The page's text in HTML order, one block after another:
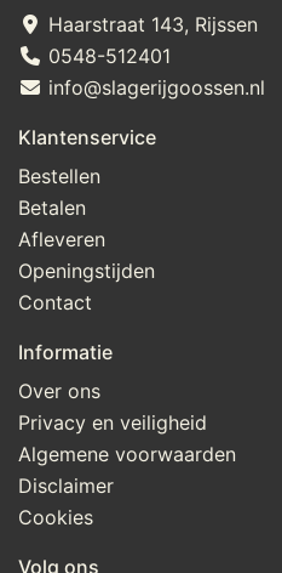
Haarstraat 143, Rijssen
0548-512401
info@slagerijgoossen.nl
Klantenservice
Bestellen
Betalen
Afleveren
Openingstijden
Contact
Informatie
Over ons
Privacy en veiligheid
Algemene voorwaarden
Disclaimer
Cookies
Volg ons